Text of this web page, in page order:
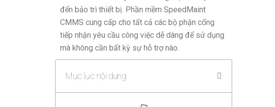
đến bảo trì thiết bị. Phần mềm SpeedMaint
CMMS cung cấp cho tất cả các bộ phận cổng
tiếp nhận yêu cầu công việc dễ dàng để sử dụng
mà không cần bất kỳ sự hỗ trợ nào.
Mục lục nội dung